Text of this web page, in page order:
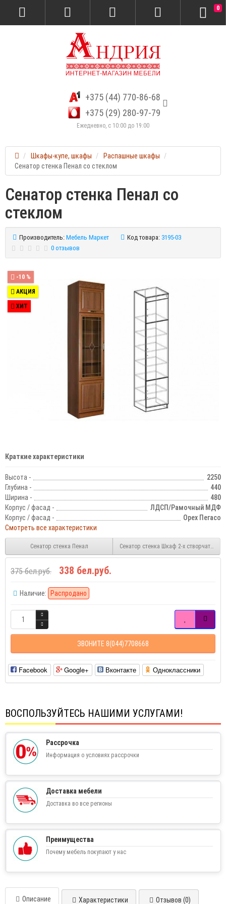
+375 (44) 770-86-68
+375 (29) 280-97-79
Ежедневно, с 10:00 до 19:00
0
Шкафы-купе, шкафы
Распашные шкафы
Сенатор стенка Пенал со стеклом
Сенатор стенка Пенал со
стеклом
Производитель: Мебель Маркет Код товара: 3195-03
0 отзывов
-10 %
АКЦИЯ
ХИТ
Краткие характеристики
Высота -
2250
Глубина -
440
Ширина -
480
Корпус / фасад -
ЛДСП/Рамочный МДФ
Корпус / фасад -
Орех Пегасо
Смотреть все характеристики
Сенатор стенка Пенал Сенатор стенка Шкаф 2-х створчатый
375 бел.руб. 338 бел.руб.
Наличие: Распродано
ЗВОНИТЕ 8(044)7708668
Facebook Google+ Вконтакте Одноклассники
ВОСПОЛЬЗУЙТЕСЬ НАШИМИ УСЛУГАМИ!
Рассрочка
Информация о условиях рассрочки
Доставка мебели
Доставка во все регионы
Преимущества
Почему мебель покупают у нас
Описание Характеристики Отзывов (0)